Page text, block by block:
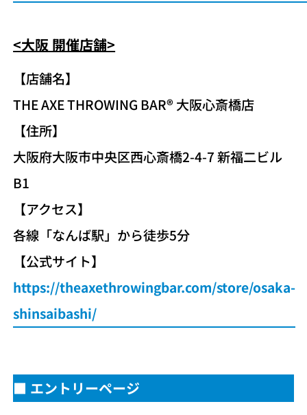
<大阪 開催店舗>
【店舗名】
THE AXE THROWING BAR®︎ 大阪心斎橋店
【住所】
大阪府大阪市中央区西心斎橋2-4-7 新福二ビル
B1
​【アクセス】
各線「なんば駅」から徒歩5分
【公式サイト】
https://theaxethrowingbar.com/store/osaka-
shinsaibashi/
■ エントリーページ